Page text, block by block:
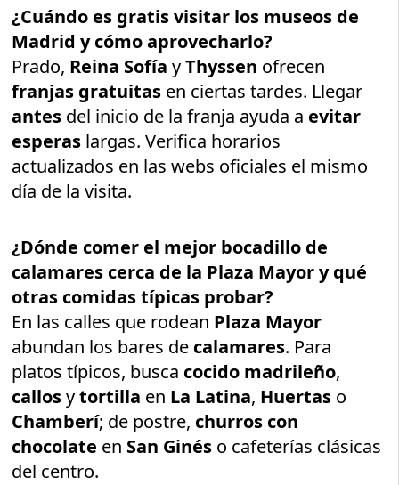
¿Cuándo es gratis visitar los museos de
Madrid y cómo aprovecharlo?
Prado, Reina Sofía yThyssen ofrecen
franjas gratuitas en ciertas tardes. Llegar
antes del inicio de la franja ayuda a evitar
esperas largas. Verifica horarios
actualizados en las webs oficiales el mismo
día de la visita.
¿Dónde comer el mejor bocadillo de
calamares cerca de la Plaza Mayor y qué
otras comidas típicas probar?
En las calles que rodean Plaza Mayor
abundan los bares de calamares. Para
platos típicos, busca cocido madrileño,
callosytortilla en La Latina, Huertas o
Chamberí; de postre, churros con
chocolate en San Ginés o cafeterías clásicas
del centro.